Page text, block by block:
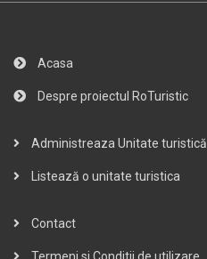
Acasa
Despre proiectul RoTuristic
Administreaza Unitate turistică
Listează o unitate turistica
Contact
Termeni si Conditii de utilizare